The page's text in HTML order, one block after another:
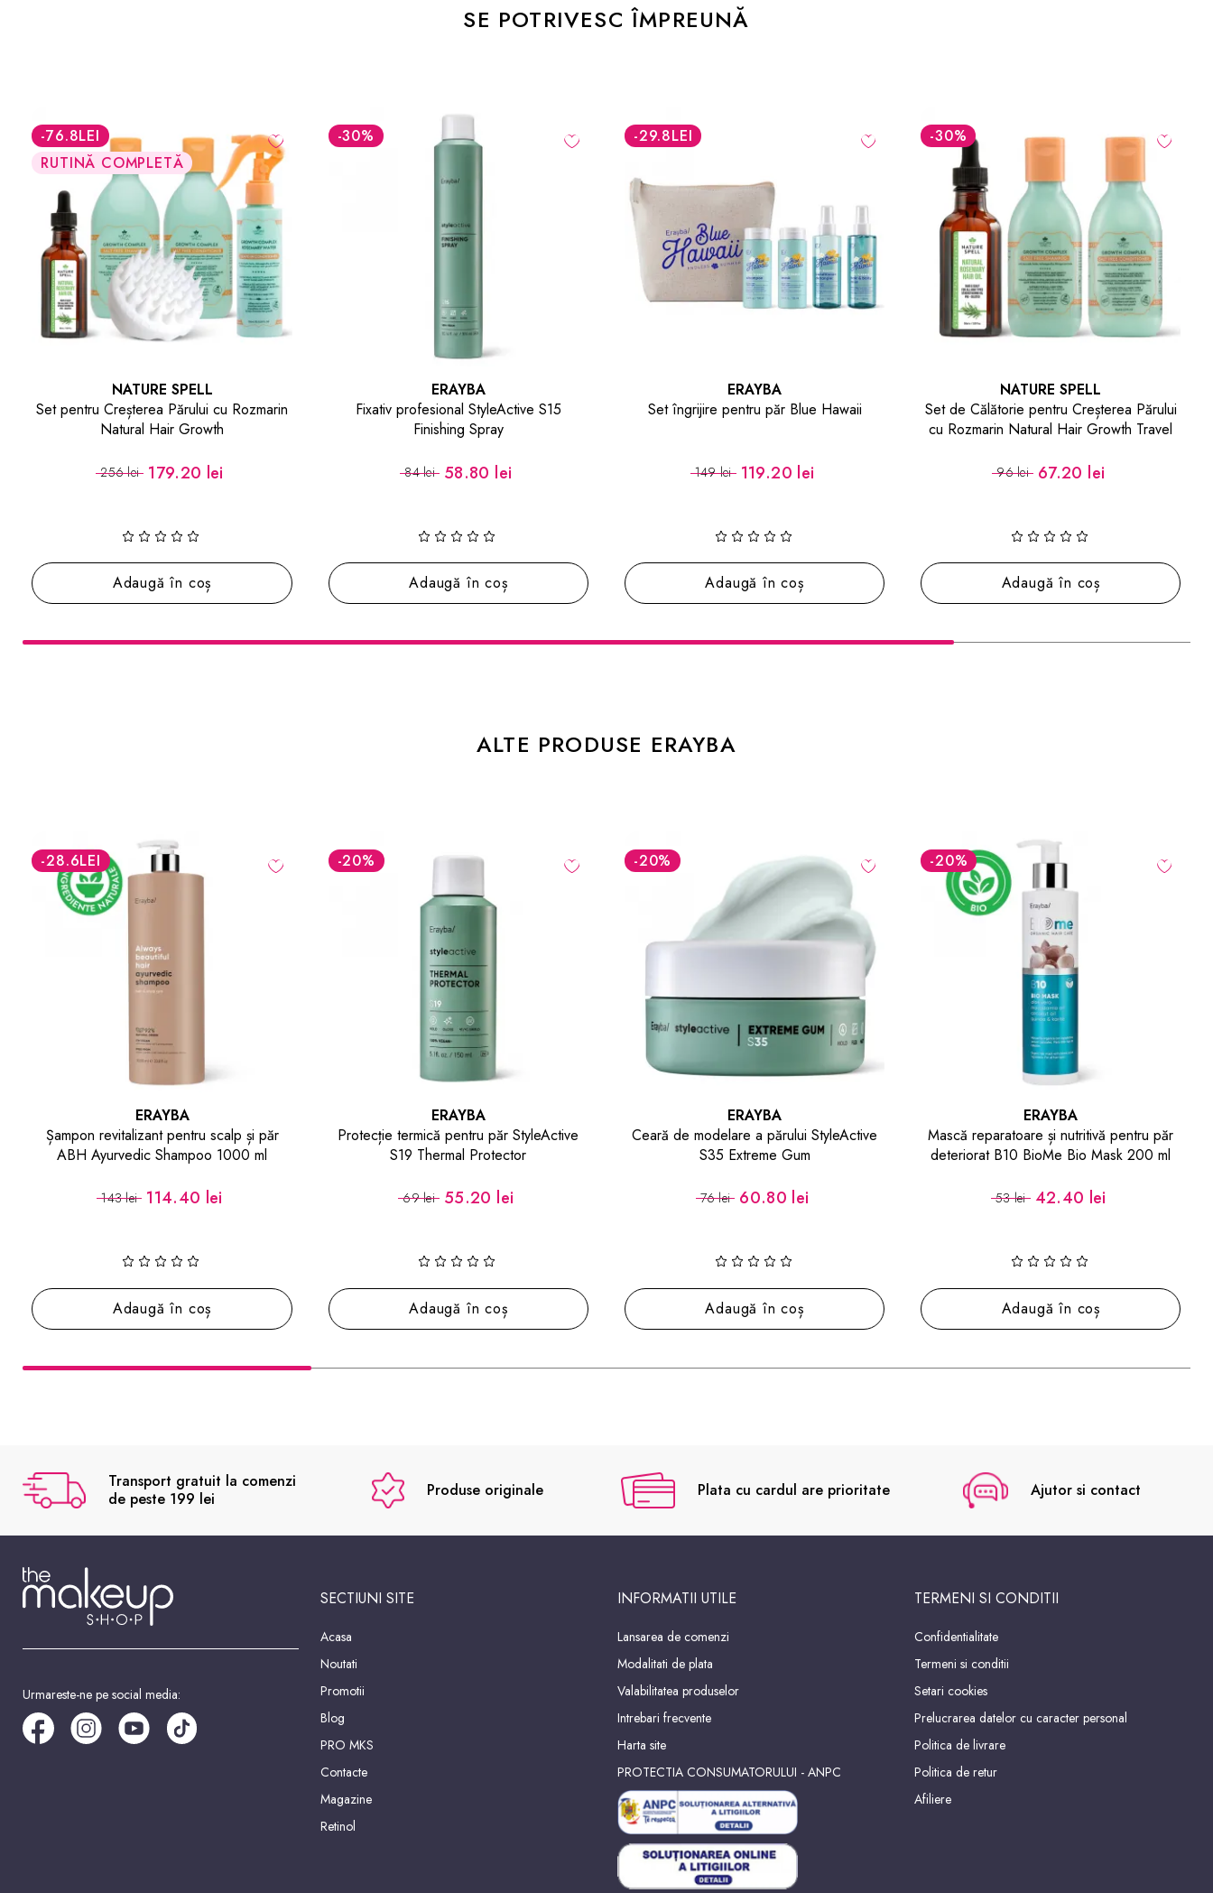
SE POTRIVESC ÎMPREUNĂ
-30%
ERAYBA
Fixativ profesional StyleActive S15
Finishing Spray
84 lei 58.80 lei
Adaugă în coș
-29.8 LEI
ERAYBA
Set îngrijire pentru păr Blue Hawaii
149 lei 119.20 lei
Adaugă în coș
-30%
NATURE SPELL
Set de Călătorie pentru Creșterea Părului
96 lei 67.20 lei
Adaugă în coș
-20%
ERAYBA
Ceară de păr StyleActive S04 Stick Wax
Clean Look
59.99 lei 47.99 lei
Adaugă în coș
ALTE PRODUSE ERAYBA
-20%
ERAYBA
Protecție termică pentru păr StyleActive
S19 Thermal Protector
69 lei 55.20 lei
Adaugă în coș
-20%
ERAYBA
Ceară de modelare a părului StyleActive
S35 Extreme Gum
76 lei 60.80 lei
Adaugă în coș
-20%
ERAYBA
Mască reparatoare și nutritivă pentru păr
deteriorat B10 BioMe Bio Mask 200 ml
53 lei 42.40 lei
Adaugă în coș
-20%
ERAYBA
Balsam pentru netezirea părului Bio
Smooth BS16 Smoothing Conditioner 250
49.99 lei 39.99 lei
(1)
Adaugă în coș
Transport gratuit la comenzi
de peste 199 lei
Produse originale Plata cu cardul are prioritate Ajutor si contact
Urmareste-ne pe social media:
SECTIUNI SITE
Acasa
Noutati
Promotii
Blog
PRO MKS
Contacte
Magazine
Retinol
INFORMATII UTILE
Lansarea de comenzi
Modalitati de plata
Valabilitatea produselor
Intrebari frecvente
Harta site
PROTECTIA CONSUMATORULUI - ANPC
TERMENI SI CONDITII
Confidentialitate
Termeni si conditii
Setari cookies
Prelucrarea datelor cu caracter personal
Politica de livrare
Politica de retur
Afiliere